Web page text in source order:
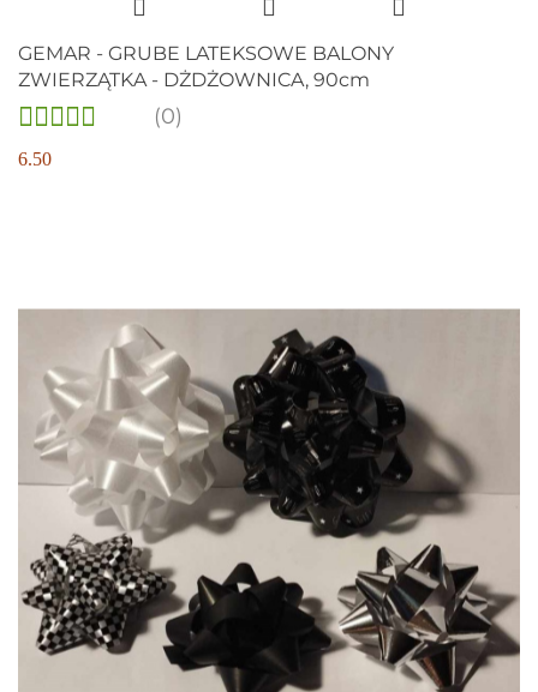
GEMAR - GRUBE LATEKSOWE BALONY
ZWIERZĄTKA - DŻDŻOWNICA, 90cm
(0)
6.50